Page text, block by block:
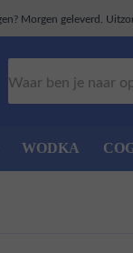
Morgen geleverd.
WODKA